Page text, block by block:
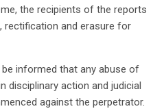
the recipients of the reports
rectification and erasure for
informed that any abuse of
disciplinary action and judicial
against the perpetrator.